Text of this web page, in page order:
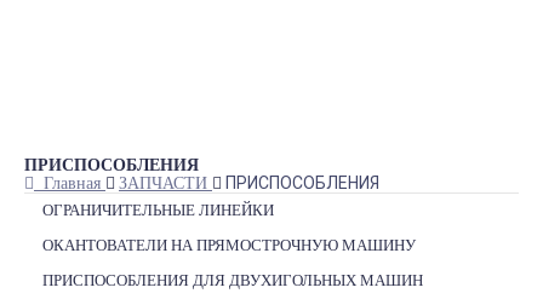
ПРИСПОСОБЛЕНИЯ
Главная
ЗАПЧАСТИ ПРИСПОСОБЛЕНИЯ
ОГРАНИЧИТЕЛЬНЫЕ ЛИНЕЙКИ
ОКАНТОВАТЕЛИ НА ПРЯМОСТРОЧНУЮ МАШИНУ
ПРИСПОСОБЛЕНИЯ ДЛЯ ДВУХИГОЛЬНЫХ МАШИН